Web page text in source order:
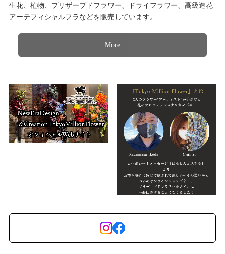
生花、植物、プリザーブドフラワー、ドライフラワー、高級造花
アーテフィシャルフラなどを販売しています。
More